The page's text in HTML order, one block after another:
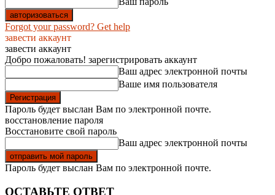
Forgot your password? Get help
завести аккаунт
завести аккаунт
Добро пожаловать! зарегистрировать аккаунт
Ваш адрес электронной почты
Ваше имя пользователя
Пароль будет выслан Вам по электронной почте.
восстановление пароля
Восстановите свой пароль
Ваш адрес электронной почты
Пароль будет выслан Вам по электронной почте.
ОСТАВЬТЕ ОТВЕТ